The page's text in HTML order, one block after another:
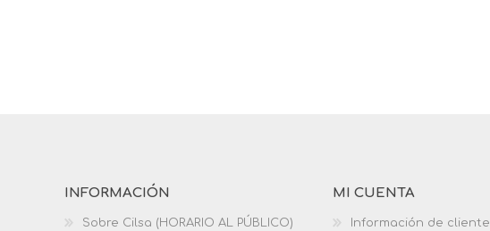
INFORMACIÓN
Sobre Cilsa (HORARIO AL PÚBLICO)
MI CUENTA
Información de cliente